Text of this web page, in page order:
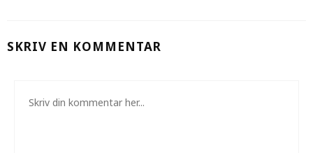
SKRIV EN KOMMENTAR